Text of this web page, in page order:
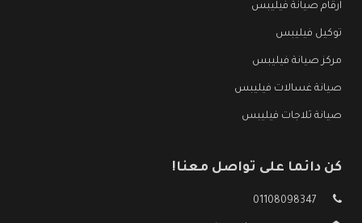
ارقام صيانة فيليبس
توكيل فيليبس
مركز صيانة فيليبس
صيانة غسالات فيليبس
صيانة ثلاجات فيليبس
كن دائما على تواصل معنا!
01108098347